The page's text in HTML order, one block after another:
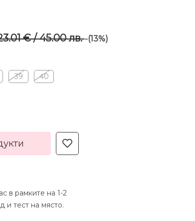
€ / 45.00 лв.-(13%)
39 40
в рамките на 1-2
и тест на място.